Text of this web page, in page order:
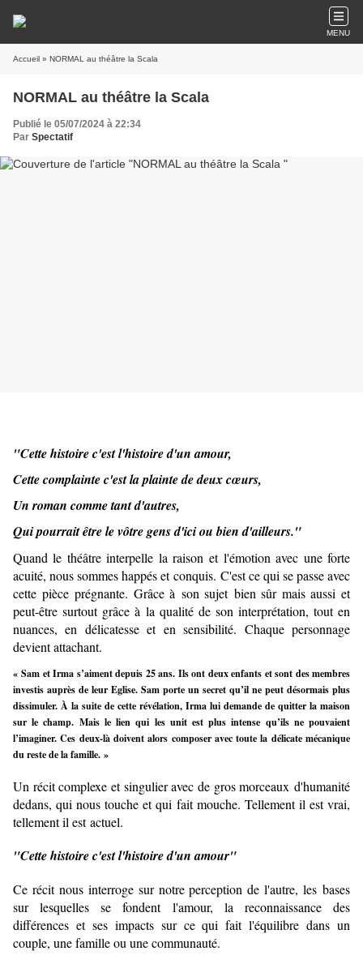
MENU
Accueil » NORMAL au théâtre la Scala
NORMAL au théâtre la Scala
Publié le 05/07/2024 à 22:34
Par Spectatif
"Cette histoire c'est l'histoire d'un amour,
Cette complainte c'est la plainte de deux cœurs,
Un roman comme tant d'autres,
Qui pourrait être le vôtre gens d'ici ou bien d'ailleurs."
Quand le théâtre interpelle la raison et l'émotion avec une forte
acuité, nous sommes happés et conquis. C'est ce qui se passe avec
cette pièce prégnante. Grâce à son sujet bien sûr mais aussi et
peut-être surtout grâce à la qualité de son interprétation, tout en
nuances, en délicatesse et en sensibilité. Chaque personnage
devient attachant.
« Sam et Irma s’aiment depuis 25 ans. Ils ont deux enfants et sont des membres
investis auprès de leur Eglise. Sam porte un secret qu’il ne peut désormais plus
dissimuler. À la suite de cette révélation, Irma lui demande de quitter la maison
sur le champ. Mais le lien qui les unit est plus intense qu’ils ne pouvaient
l’imaginer. Ces deux-là doivent alors composer avec toute la délicate mécanique
du reste de la famille. »
Un récit complexe et singulier avec de gros morceaux d'humanité
dedans, qui nous touche et qui fait mouche. Tellement il est vrai,
tellement il est actuel.
"Cette histoire c'est l'histoire d'un amour"
Ce récit nous interroge sur notre perception de l'autre, les bases
sur lesquelles se fondent l'amour, la reconnaissance des
différences et ses impacts sur ce qui fait l'équilibre dans un
couple, une famille ou une communauté.